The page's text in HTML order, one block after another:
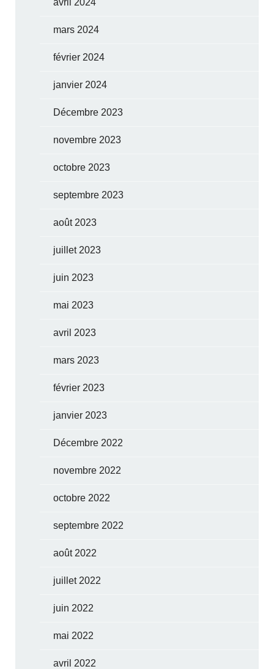
mars 2024
février 2024
janvier 2024
Décembre 2023
novembre 2023
octobre 2023
septembre 2023
août 2023
juillet 2023
juin 2023
mai 2023
avril 2023
mars 2023
février 2023
janvier 2023
Décembre 2022
novembre 2022
octobre 2022
septembre 2022
août 2022
juillet 2022
juin 2022
mai 2022
avril 2022